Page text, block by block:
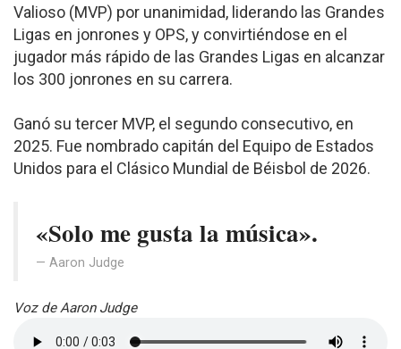
Valioso (MVP) por unanimidad, liderando las Grandes
Ligas en jonrones y OPS, y convirtiéndose en el
jugador más rápido de las Grandes Ligas en alcanzar
los 300 jonrones en su carrera.
Ganó su tercer MVP, el segundo consecutivo, en
2025. Fue nombrado capitán del Equipo de Estados
Unidos para el Clásico Mundial de Béisbol de 2026.
«Solo me gusta la música».
Aaron Judge
Voz de Aaron Judge